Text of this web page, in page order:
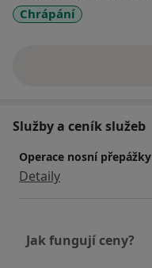
Chrápání
Služby a ceník služeb
Operace nosní přepážky
Detaily
Jak fungují ceny?